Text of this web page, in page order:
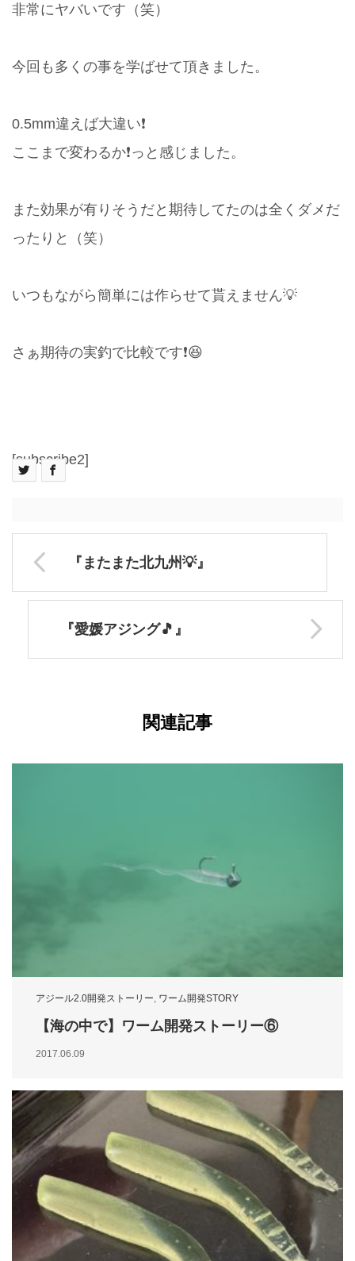
非常にヤバいです（笑）
今回も多くの事を学ばせて頂きました。
0.5mm違えば大違い❗️
ここまで変わるか❗️っと感じました。
また効果が有りそうだと期待してたのは全くダメだ
ったりと（笑）
いつもながら簡単には作らせて貰えません💡
さぁ期待の実釣で比較です❗️😆
[subscribe2]
『またまた北九州💡』
『愛媛アジング🎵』
関連記事
アジール2.0開発ストーリー, ワーム開発STORY
【海の中で】ワーム開発ストーリー⑥
2017.06.09